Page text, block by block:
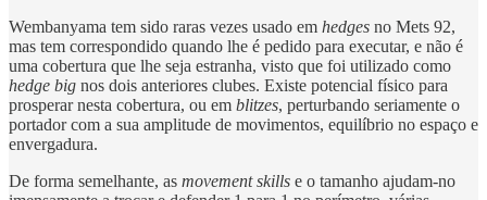
Wembanyama tem sido raras vezes usado em hedges no Mets 92,
mas tem correspondido quando lhe é pedido para executar, e não é
uma cobertura que lhe seja estranha, visto que foi utilizado como
hedge big nos dois anteriores clubes. Existe potencial físico para
prosperar nesta cobertura, ou em blitzes, perturbando seriamente o
portador com a sua amplitude de movimentos, equilíbrio no espaço e
envergadura.
De forma semelhante, as movement skills e o tamanho ajudam-no